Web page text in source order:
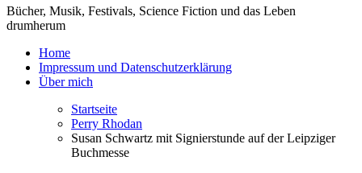
Bücher, Musik, Festivals, Science Fiction und das Leben
drumherum
Home
Impressum und Datenschutzerklärung
Über mich
Startseite
Perry Rhodan
Susan Schwartz mit Signierstunde auf der Leipziger
Buchmesse